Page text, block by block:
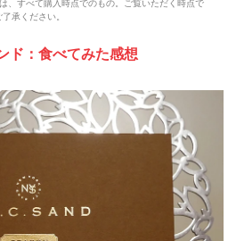
、すべて購入時点でのもの。ご覧いただく時点で
承ください。
ド：食べてみた感想